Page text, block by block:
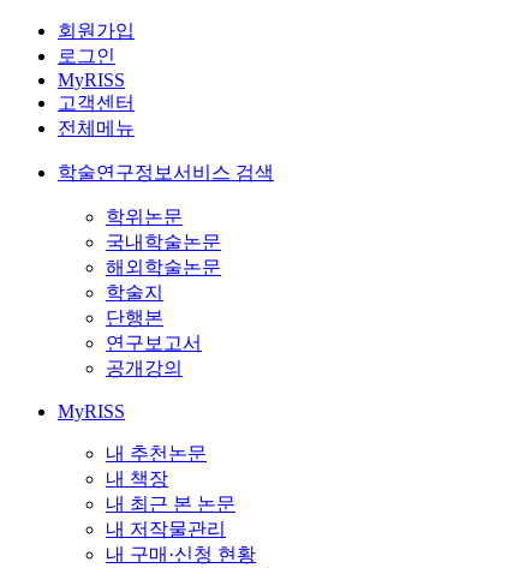
회원가입
로그인
MyRISS
고객센터
전체메뉴
학술연구정보서비스 검색
학위논문
국내학술논문
해외학술논문
학술지
단행본
연구보고서
공개강의
MyRISS
내 추천논문
내 책장
내 최근 본 논문
내 저작물관리
내 구매·신청 현황